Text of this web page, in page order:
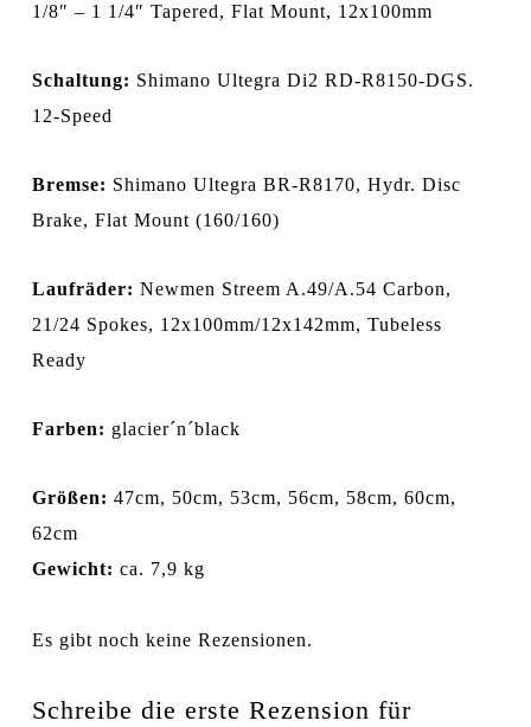
1/8″ – 1 1/4″ Tapered, Flat Mount, 12x100mm
Schaltung: Shimano Ultegra Di2 RD-R8150-DGS.
12-Speed
Bremse: Shimano Ultegra BR-R8170, Hydr. Disc
Brake, Flat Mount (160/160)
Laufräder: Newmen Streem A.49/A.54 Carbon,
21/24 Spokes, 12x100mm/12x142mm, Tubeless
Ready
Farben: glacier´n´black
Größen: 47cm, 50cm, 53cm, 56cm, 58cm, 60cm,
62cm
Gewicht: ca. 7,9 kg
Es gibt noch keine Rezensionen.
Schreibe die erste Rezension für